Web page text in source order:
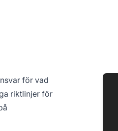
för vad
riktlinjer för